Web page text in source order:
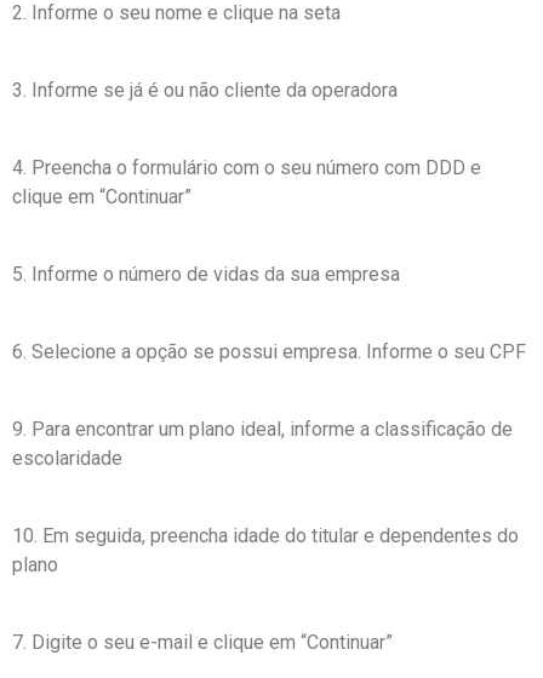
2. Informe o seu nome e clique na seta
3. Informe se já é ou não cliente da operadora
4. Preencha o formulário com o seu número com DDD e
clique em “Continuar”
5. Informe o número de vidas da sua empresa
6. Selecione a opção se possui empresa. Informe o seu CPF
9. Para encontrar um plano ideal, informe a classificação de
escolaridade
10. Em seguida, preencha idade do titular e dependentes do
plano
7. Digite o seu e-mail e clique em “Continuar”